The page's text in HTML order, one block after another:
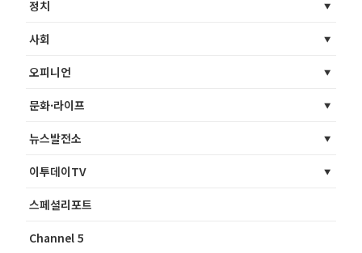
정치
사회
오피니언
문화·라이프
뉴스발전소
이투데이TV
스페셜리포트
Channel 5